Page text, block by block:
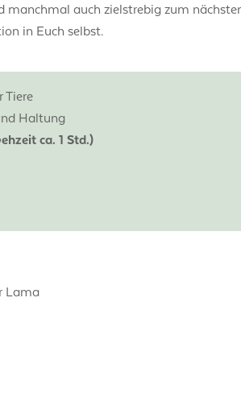
auch zielstrebig zum
in Euch selbst.
Tiere
Haltung
ca. 1 Std.)
Lama